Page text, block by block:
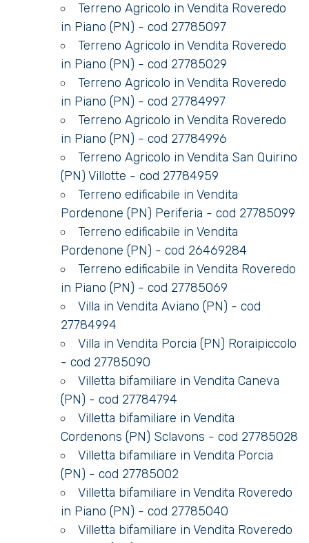
Terreno Agricolo in Vendita Roveredo
in Piano (PN) - cod 27785097
Terreno Agricolo in Vendita Roveredo
in Piano (PN) - cod 27785029
Terreno Agricolo in Vendita Roveredo
in Piano (PN) - cod 27784997
Terreno Agricolo in Vendita Roveredo
in Piano (PN) - cod 27784996
Terreno Agricolo in Vendita San Quirino
(PN) Villotte - cod 27784959
Terreno edificabile in Vendita
Pordenone (PN) Periferia - cod 27785099
Terreno edificabile in Vendita
Pordenone (PN) - cod 26469284
Terreno edificabile in Vendita Roveredo
in Piano (PN) - cod 27785069
Villa in Vendita Aviano (PN) - cod
27784994
Villa in Vendita Porcia (PN) Roraipiccolo
- cod 27785090
Villetta bifamiliare in Vendita Caneva
(PN) - cod 27784794
Villetta bifamiliare in Vendita
Cordenons (PN) Sclavons - cod 27785028
Villetta bifamiliare in Vendita Porcia
(PN) - cod 27785002
Villetta bifamiliare in Vendita Roveredo
in Piano (PN) - cod 27785040
Villetta bifamiliare in Vendita Roveredo
Balcone/Terrazzo
Ascensore
Arredato
Nuova costruzione